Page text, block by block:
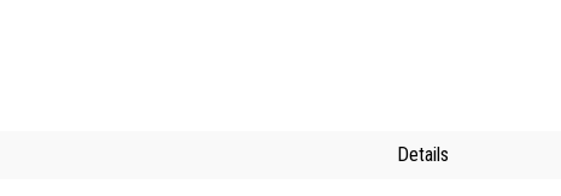
Details